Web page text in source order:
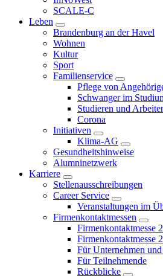
SCALE-C
Leben
Brandenburg an der Havel
Wohnen
Kultur
Sport
Familienservice
Pflege von
Schwanger im
Studieren und
Corona
Initiativen
Klima-AG
Gesundheitshinweise
Alumninetzwerk
Karriere
Stellenausschreibungen
Career Service
Veranstaltungen im
Firmenkontaktmessen
Firmenkontaktmesse
Firmenkontaktmesse
Für Unternehmen
Für Teilnehmende
Rückblicke